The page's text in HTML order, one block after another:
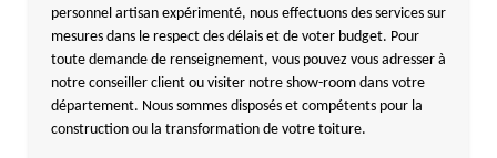
personnel artisan expérimenté, nous effectuons des services sur
mesures dans le respect des délais et de voter budget. Pour
toute demande de renseignement, vous pouvez vous adresser à
notre conseiller client ou visiter notre show-room dans votre
département. Nous sommes disposés et compétents pour la
construction ou la transformation de votre toiture.